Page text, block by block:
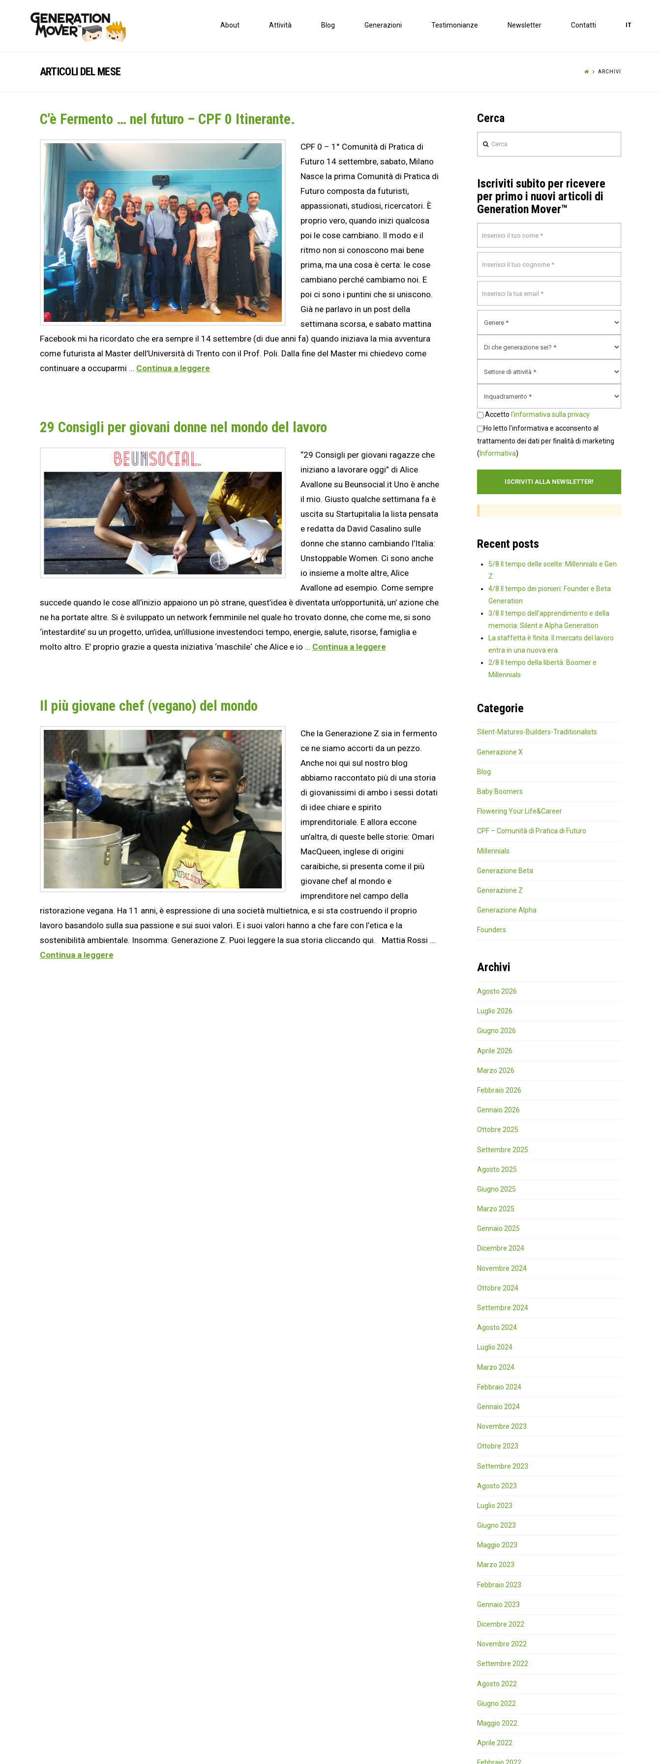
About Attività Blog Generazioni Testimonianze Newsletter Contatti IT
ARTICOLI DEL MESE ARCHIVI
C'è Fermento … nel futuro – CPF 0 Itinerante.
CPF 0 – 1° Comunità di Pratica di
Futuro 14 settembre, sabato, Milano
Nasce la prima Comunità di Pratica di
Futuro composta da futuristi,
appassionati, studiosi, ricercatori. È
proprio vero, quando inizi qualcosa
poi le cose cambiano. Il modo e il
ritmo non si conoscono mai bene
prima, ma una cosa è certa: le cose
cambiano perché cambiamo noi. E
poi ci sono i puntini che si uniscono.
Già ne parlavo in un post della
settimana scorsa, e sabato mattina
Facebook mi ha ricordato che era sempre il 14 settembre (di due anni fa) quando iniziava la mia avventura
come futurista al Master dell’Università di Trento con il Prof. Poli. Dalla fine del Master mi chiedevo come
continuare a occuparmi … Continua a leggere
29 Consigli per giovani donne nel mondo del lavoro
“29 Consigli per giovani ragazze che
iniziano a lavorare oggi” di Alice
Avallone su Beunsocial.it Uno è anche
il mio. Giusto qualche settimana fa è
uscita su Startupitalia la lista pensata
e redatta da David Casalino sulle
donne che stanno cambiando l’Italia:
Unstoppable Women. Ci sono anche
io insieme a molte altre, Alice
Avallone ad esempio. Come sempre
succede quando le cose all’inizio appaiono un pò strane, quest’idea è diventata un’opportunità, un’ azione che
ne ha portate altre. Si è sviluppato un network femminile nel quale ho trovato donne, che come me, si sono
‘intestardite’ su un progetto, un’idea, un’illusione investendoci tempo, energie, salute, risorse, famiglia e
molto altro. E’ proprio grazie a questa iniziativa ‘maschile‘ che Alice e io … Continua a leggere
Il più giovane chef (vegano) del mondo
Che la Generazione Z sia in fermento
ce ne siamo accorti da un pezzo.
Anche noi qui sul nostro blog
abbiamo raccontato più di una storia
di giovanissimi di ambo i sessi dotati
di idee chiare e spirito
imprenditoriale. E allora eccone
un’altra, di queste belle storie: Omari
MacQueen, inglese di origini
caraibiche, si presenta come il più
giovane chef al mondo e
imprenditore nel campo della
ristorazione vegana. Ha 11 anni, è espressione di una società multietnica, e si sta costruendo il proprio
lavoro basandolo sulla sua passione e sui suoi valori. E i suoi valori hanno a che fare con l’etica e la
sostenibilità ambientale. Insomma: Generazione Z. Puoi leggere la sua storia cliccando qui. Mattia Rossi …
Continua a leggere
Cerca
Iscriviti subito per ricevere
per primo i nuovi articoli di
Generation Mover™
Accetto l'informativa sulla privacy
Ho letto l'informativa e acconsento al
trattamento dei dati per finalità di marketing
( Informativa)
Recent posts
5/8 Il tempo delle scelte: Millennials e Gen
Z
4/8 Il tempo dei pionieri: Founder e Beta
Generation
3/8 Il tempo dell'apprendimento e della
memoria: Silent e Alpha Generation
La staffetta è finita. Il mercato del lavoro
entra in una nuova era.
2/8 Il tempo della libertà: Boomer e
Millennials
Categorie
Silent-Matures-Builders-Traditionalists
Generazione X
Blog
Baby Boomers
Flowering Your Life&Career
CPF – Comunità di Pratica di Futuro
Millennials
Generazione Beta
Generazione Z
Generazione Alpha
Founders
Archivi
Agosto 2026
Luglio 2026
Giugno 2026
Aprile 2026
Marzo 2026
Febbraio 2026
Gennaio 2026
Ottobre 2025
Settembre 2025
Agosto 2025
Giugno 2025
Marzo 2025
Gennaio 2025
Dicembre 2024
Novembre 2024
Ottobre 2024
Settembre 2024
Agosto 2024
Luglio 2024
Marzo 2024
Febbraio 2024
Gennaio 2024
Novembre 2023
Ottobre 2023
Settembre 2023
Agosto 2023
Luglio 2023
Giugno 2023
Maggio 2023
Marzo 2023
Febbraio 2023
Gennaio 2023
Dicembre 2022
Novembre 2022
Settembre 2022
Agosto 2022
Giugno 2022
Maggio 2022
Aprile 2022